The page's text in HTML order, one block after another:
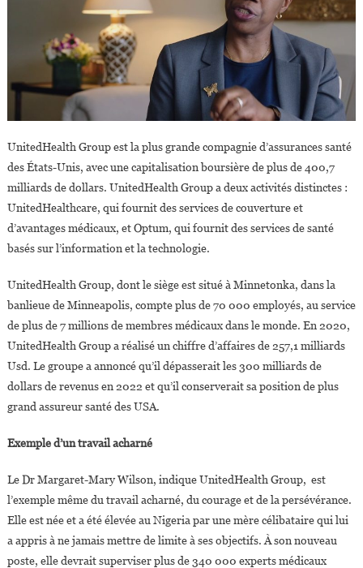
UnitedHealth Group est la plus grande compagnie d’assurances santé
des États-Unis, avec une capitalisation boursière de plus de 400,7
milliards de dollars. UnitedHealth Group a deux activités distinctes :
UnitedHealthcare, qui fournit des services de couverture et
d’avantages médicaux, et Optum, qui fournit des services de santé
basés sur l’information et la technologie.
UnitedHealth Group, dont le siège est situé à Minnetonka, dans la
banlieue de Minneapolis, compte plus de 70 000 employés, au service
de plus de 7 millions de membres médicaux dans le monde. En 2020,
UnitedHealth Group a réalisé un chiffre d’affaires de 257,1 milliards
Usd. Le groupe a annoncé qu’il dépasserait les 300 milliards de
dollars de revenus en 2022 et qu’il conserverait sa position de plus
grand assureur santé des USA.
Exemple d’un travail acharné
Le Dr Margaret-Mary Wilson, indique UnitedHealth Group, est
l’exemple même du travail acharné, du courage et de la persévérance.
Elle est née et a été élevée au Nigeria par une mère célibataire qui lui
a appris à ne jamais mettre de limite à ses objectifs. À son nouveau
poste, elle devrait superviser plus de 340 000 experts médicaux